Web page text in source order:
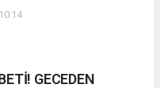
GECEDEN